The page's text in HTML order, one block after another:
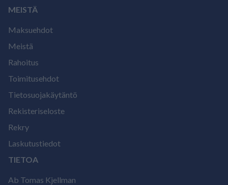
MEISTÄ
Maksuehdot
Meistä
Rahoitus
Toimitusehdot
Tietosuojakäytäntö
Rekisteriseloste
Rekry
Laskutustiedot
TIETOA
Ab Tomas Kjellman